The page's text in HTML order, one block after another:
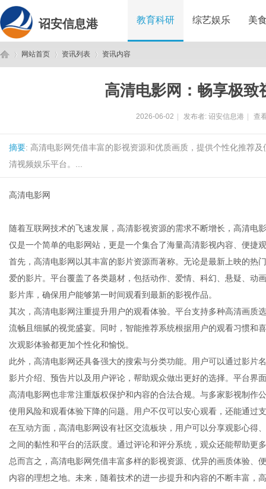
诏安信息港 教育科研 综艺娱乐 美
网站首页 资讯列表 资讯内容
高清电影网：畅享极致
2026-06-02 发布者: 诏安信息港 查
摘要: 高清电影网凭借丰富的影视资源和优质画质，提供个性化推荐
清视频娱乐平台。...
高清电影网
随着互联网技术的飞速发展，高清影视资源的需求不断增长，高清电
仅是一个简单的电影网站，更是一个集合了海量高清影视内容、便捷
首先，高清电影网以其丰富的影片资源而著称。无论是最新上映的热
爱的影片。平台覆盖了各类题材，包括动作、爱情、科幻、悬疑、动
影片库，确保用户能够第一时间观看到最新的影视作品。
其次，高清电影网注重提升用户的观看体验。平台支持多种高清画质
流畅且细腻的视觉盛宴。同时，智能推荐系统根据用户的观看习惯和
次观影体验都更加个性化和愉悦。
此外，高清电影网还具备强大的搜索与分类功能。用户可以通过影片
影片介绍、预告片以及用户评论，帮助观众做出更好的选择。平台界
高清电影网也非常注重版权保护和内容的合法合规。与多家影视制作
使用风险和观看体验下降的问题。用户不仅可以安心观看，还能通过
在互动方面，高清电影网设有社区交流板块，用户可以分享观影心得
之间的黏性和平台的活跃度。通过评论和评分系统，观众还能帮助更
总而言之，高清电影网凭借丰富多样的影视资源、优异的画质体验、
内容的理想之地。未来，随着技术的进一步提升和内容的不断丰富，